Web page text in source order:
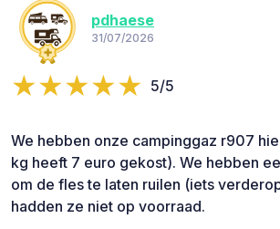
pdhaese
31/07/2026
5/5
We hebben onze campinggaz r907
kg heeft 7 euro gekost). We hebben
om de fles te laten ruilen (iets
hadden ze niet op voorraad.